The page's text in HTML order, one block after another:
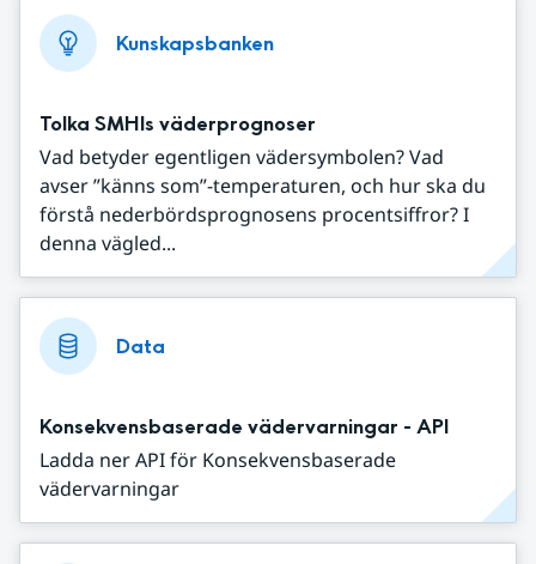
Kunskapsbanken
Tolka SMHIs väderprognoser
Vad betyder egentligen vädersymbolen? Vad
avser ”känns som”-temperaturen, och hur ska du
förstå nederbördsprognosens procentsiffror? I
denna vägled...
Data
Konsekvensbaserade vädervarningar - API
Ladda ner API för Konsekvensbaserade
vädervarningar